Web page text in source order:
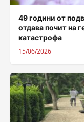
49 години от
отдава почит на
катастрофа
15/06/2026